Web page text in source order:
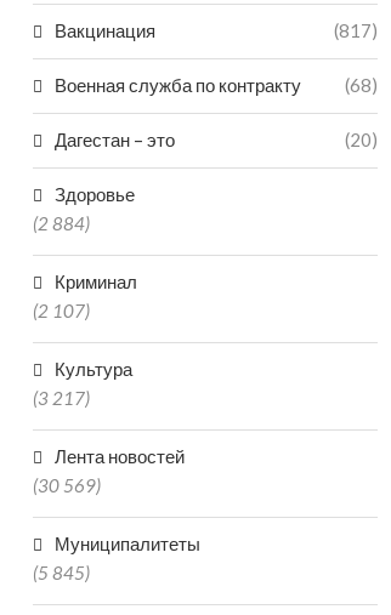
Вакцинация (817)
Военная служба по контракту (68)
Дагестан – это (20)
Здоровье
(2 884)
Криминал
(2 107)
Культура
(3 217)
Лента новостей
(30 569)
Муниципалитеты
(5 845)